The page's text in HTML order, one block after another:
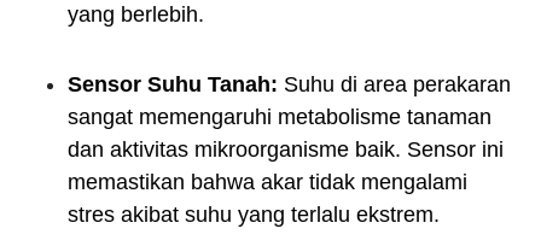
yang berlebih.
Sensor Suhu Tanah: Suhu di area perakaran
sangat memengaruhi metabolisme tanaman
dan aktivitas mikroorganisme baik. Sensor ini
memastikan bahwa akar tidak mengalami
stres akibat suhu yang terlalu ekstrem.